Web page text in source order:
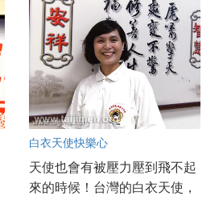
白衣天使快樂心
天使也會有被壓力壓到飛不起
來的時候！台灣的白衣天使，